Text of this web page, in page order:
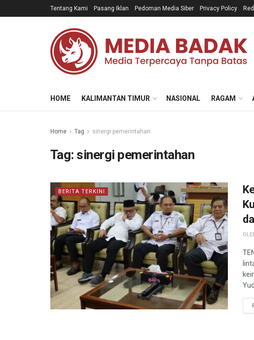
Tentang Kami Pasang Iklan Pedoman Media Siber Privacy Policy
HOME KALIMANTAN TIMUR NASIONAL RAGAM
Home Tag sinergi pemerintahan
Tag: sinergi pemerintahan
BERITA TERKINI